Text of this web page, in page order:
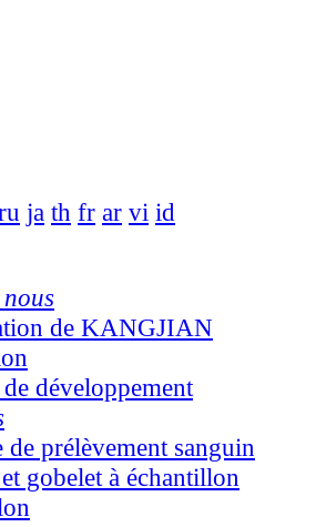
ja th fr ar vi id
de KANGJIAN
développement
de prélèvement sanguin
gobelet à échantillon